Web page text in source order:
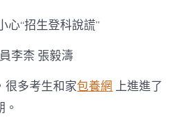
名
高
心“招生登科說謊”
李柰 張毅濤
很多考生和家包養網 上進進了